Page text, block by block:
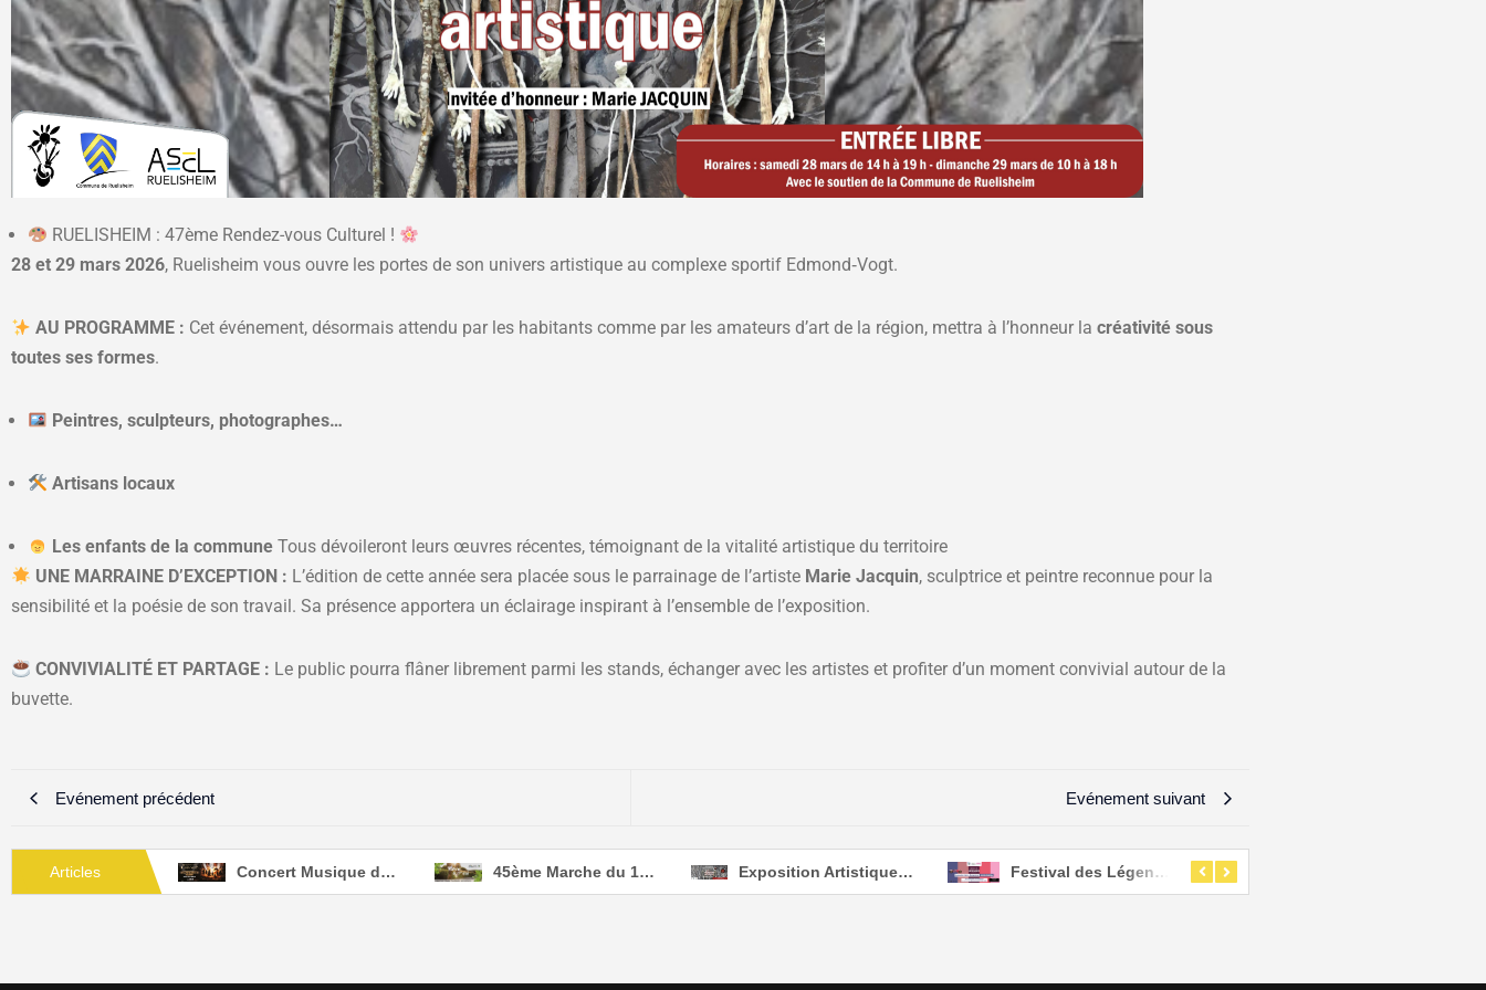
RUELISHEIM : 47ème Rendez-vous Culturel !
28 et 29 mars 2026, Ruelisheim vous ouvre les portes de son univers artistique au complexe sportif Edmond‑Vogt.
AU PROGRAMME : Cet événement, désormais attendu par les habitants comme par les amateurs d’art de la région, mettra à l’honneur lacréativité sous
toutes ses formes.
Peintres, sculpteurs, photographes…
Artisans locaux
Les enfants de la commune Tous dévoileront leurs œuvres récentes, témoignant de la vitalité artistique du territoire
UNE MARRAINE D’EXCEPTION : L’édition de cette année sera placée sous le parrainage de l’artiste Marie Jacquin, sculptrice et peintre reconnue pour la
sensibilité et la poésie de son travail. Sa présence apportera un éclairage inspirant à l’ensemble de l’exposition.
CONVIVIALITÉ ET PARTAGE : Le public pourra flâner librement parmi les stands, échanger avec les artistes et profiter d’un moment convivial autour de la
buvette.
Evénement précédent Evénement suivant
Articles
TRICOLORE Concert Musique de Film 45ème Marche du 1er MAI Exposition Artistique 47éme Edition Festival des Légendes